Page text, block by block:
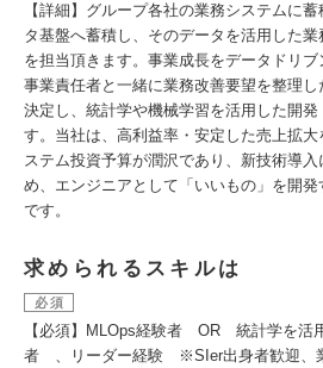
【詳細】グループ各社の業務システムに
タ基盤へ蓄積し、そのデータを活用した
を担当頂きます。事業成長をデータドリ
事業責任者と一緒に業務改善要望を整理
決定し、統計学や機械学習を活用した開
す。当社は、高利益率・安定した売上拡
ステム投資予算が潤沢であり、新技術導
め、エンジニアとして「いいもの」を開
です。
求められるスキルは
必須
【必須】MLOps経験者 OR 統計学を活
者 、リーダー経験 ※SIer出身者歓迎、